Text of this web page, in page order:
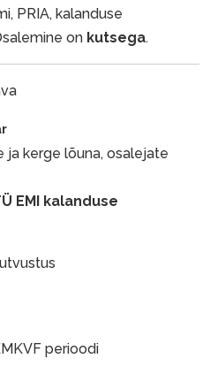
PRIA, kalanduse
on kutsega.
kerge lõuna, osalejate
EMI kalanduse
perioodi